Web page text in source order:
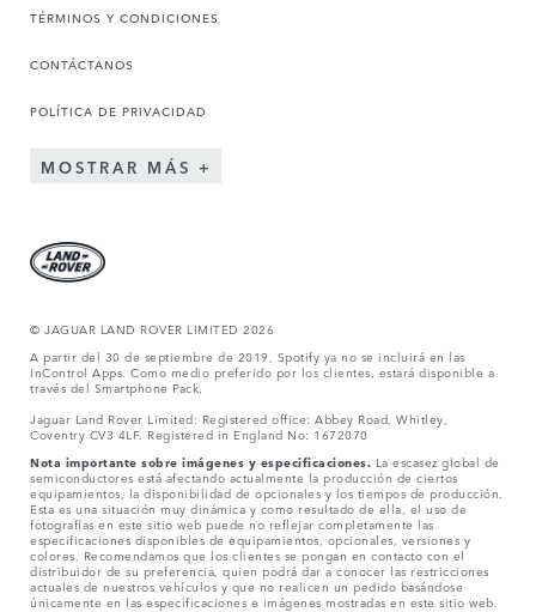
TÉRMINOS Y CONDICIONES
CONTÁCTANOS
POLÍTICA DE PRIVACIDAD
MOSTRAR MÁS
© JAGUAR LAND ROVER LIMITED 2026
A partir del 30 de septiembre de 2019, Spotify ya no se incluirá en las
InControl Apps. Como medio preferido por los clientes, estará disponible a
través del Smartphone Pack.
Jaguar Land Rover Limited: Registered office: Abbey Road, Whitley,
Coventry CV3 4LF. Registered in England No: 1672070
Nota importante sobre imágenes y especificaciones. La escasez global de
semiconductores está afectando actualmente la producción de ciertos
equipamientos, la disponibilidad de opcionales y los tiempos de producción.
Esta es una situación muy dinámica y como resultado de ella, el uso de
fotografías en este sitio web puede no reflejar completamente las
especificaciones disponibles de equipamientos, opcionales, versiones y
colores. Recomendamos que los clientes se pongan en contacto con el
distribuidor de su preferencia, quien podrá dar a conocer las restricciones
actuales de nuestros vehículos y que no realicen un pedido basándose
únicamente en las especificaciones e imágenes mostradas en este sitio web.